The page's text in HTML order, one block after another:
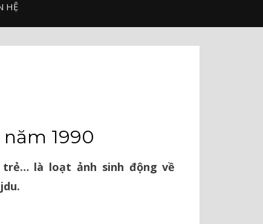
HỆ
1990
trẻ… là loạt ảnh sinh động về